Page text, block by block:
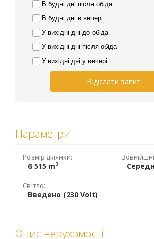
В будні дні після обіда
В будні дні в вечері
У вихідні дні до обіда
У вихідні дні після обіда
У вихідні дні у вечері
Відіслати запит
Параметри
Розмір ділянки:
6 515 m2
Світло:
Введено (230 Volt)
Опис нерухомості